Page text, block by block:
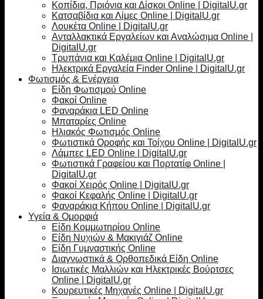
Κοπίδια, Πριόνια και Δίσκοι Online | DigitalU.gr
Κατσαβίδια και Λίμες Online | DigitalU.gr
Λουκέτα Online | DigitalU.gr
Ανταλλακτικά Εργαλείων και Αναλώσιμα Online |
DigitalU.gr
Τρυπάνια και Καλέμια Online | DigitalU.gr
Ηλεκτρικά Εργαλεία Finder Online | DigitalU.gr
Φωτισμός & Ενέργεια
Είδη Φωτισμού Online
Φακοί Online
Φαναράκια LED Online
Μπαταρίες Online
Ηλιακός Φωτισμός Online
Φωτιστικά Οροφής και Τοίχου Online | DigitalU.gr
Λάμπες LED Online | DigitalU.gr
Φωτιστικά Γραφείου και Πορτατίφ Online |
DigitalU.gr
Φακοί Χειρός Online | DigitalU.gr
Φακοί Κεφαλής Online | DigitalU.gr
Φαναράκια Κήπου Online | DigitalU.gr
Υγεία & Ομορφιά
Είδη Κομμωτηρίου Online
Είδη Νυχιών & Μακιγιάζ Online
Είδη Γυμναστικής Online
Διαγνωστικά & Ορθοπεδικά Είδη Online
Ισιωτικές Μαλλιών και Ηλεκτρικές Βούρτσες
Online | DigitalU.gr
Κουρευτικές Μηχανές Online | DigitalU.gr